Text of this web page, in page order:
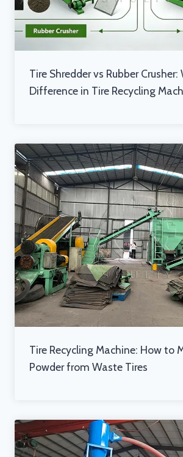
Tire Shredder vs Rubber Crusher:
Difference in Tire Recycling
Tire Recycling Machine: How to
Powder from Waste Tires